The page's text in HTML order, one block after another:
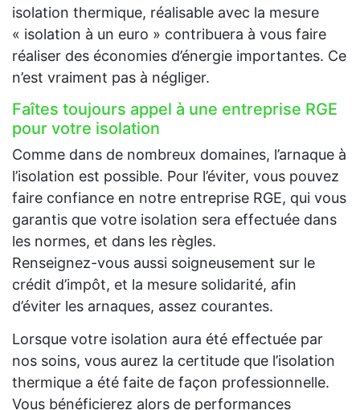
isolation thermique, réalisable avec la mesure
« isolation à un euro » contribuera à vous faire
réaliser des économies d’énergie importantes. Ce
n’est vraiment pas à négliger.
Faîtes toujours appel à une entreprise RGE
pour votre isolation
Comme dans de nombreux domaines, l’arnaque à
l’isolation est possible. Pour l’éviter, vous pouvez
faire confiance en notre entreprise RGE, qui vous
garantis que votre isolation sera effectuée dans
les normes, et dans les règles.
Renseignez-vous aussi soigneusement sur le
crédit d’impôt, et la mesure solidarité, afin
d’éviter les arnaques, assez courantes.
Lorsque votre isolation aura été effectuée par
nos soins, vous aurez la certitude que l’isolation
thermique a été faite de façon professionnelle.
Vous bénéficierez alors de performances